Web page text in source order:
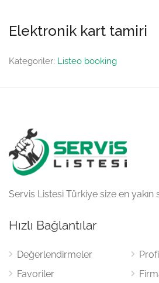
Elektronik kart tamiri
Kategoriler: Listeo booking
Servis Listesi Türkiye size en yakın
Hızlı Bağlantılar
Değerlendirmeler
Favoriler